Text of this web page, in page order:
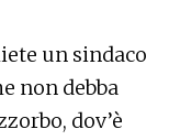
un sindaco
non debba
dov’è